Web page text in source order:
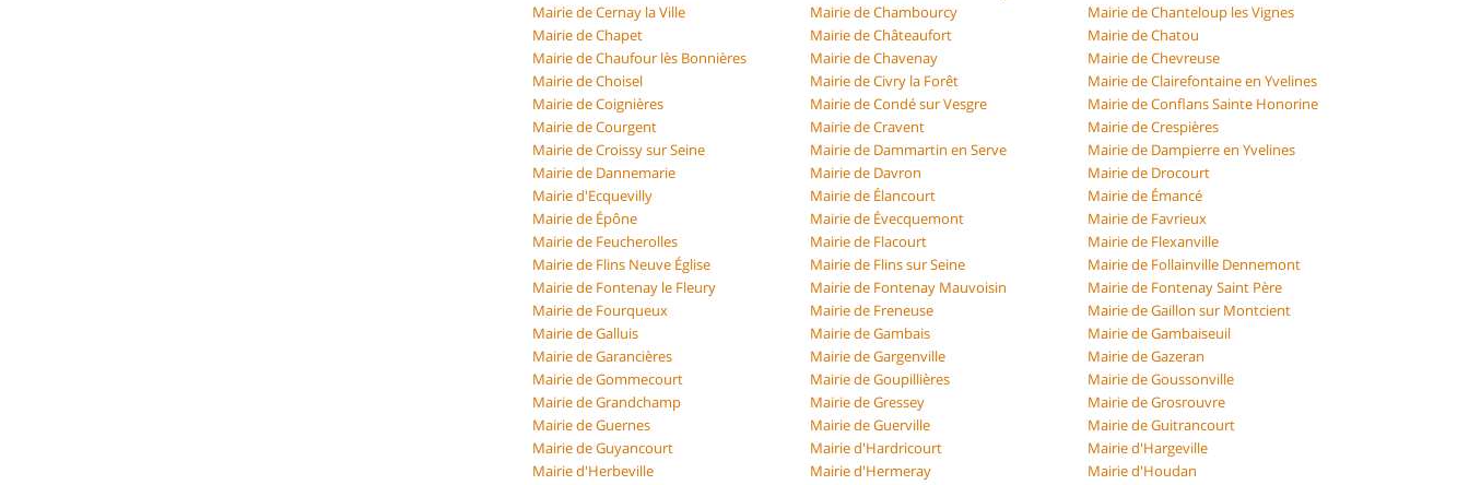
Mairie de Cernay la Ville
Mairie de Chambourcy
Mairie de Chanteloup les Vignes
Mairie de Chapet
Mairie de Châteaufort
Mairie de Chatou
Mairie de Chaufour lès Bonnières
Mairie de Chavenay
Mairie de Chevreuse
Mairie de Choisel
Mairie de Civry la Forêt
Mairie de Clairefontaine en Yvelines
Mairie de Coignières
Mairie de Condé sur Vesgre
Mairie de Conflans Sainte Honorine
Mairie de Courgent
Mairie de Cravent
Mairie de Crespières
Mairie de Croissy sur Seine
Mairie de Dammartin en Serve
Mairie de Dampierre en Yvelines
Mairie de Dannemarie
Mairie de Davron
Mairie de Drocourt
Mairie d'Ecquevilly
Mairie de Élancourt
Mairie de Émancé
Mairie de Épône
Mairie de Évecquemont
Mairie de Favrieux
Mairie de Feucherolles
Mairie de Flacourt
Mairie de Flexanville
Mairie de Flins Neuve Église
Mairie de Flins sur Seine
Mairie de Follainville Dennemont
Mairie de Fontenay le Fleury
Mairie de Fontenay Mauvoisin
Mairie de Fontenay Saint Père
Mairie de Fourqueux
Mairie de Freneuse
Mairie de Gaillon sur Montcient
Mairie de Galluis
Mairie de Gambais
Mairie de Gambaiseuil
Mairie de Garancières
Mairie de Gargenville
Mairie de Gazeran
Mairie de Gommecourt
Mairie de Goupillières
Mairie de Goussonville
Mairie de Grandchamp
Mairie de Gressey
Mairie de Grosrouvre
Mairie de Guernes
Mairie de Guerville
Mairie de Guitrancourt
Mairie de Guyancourt
Mairie d'Hardricourt
Mairie d'Hargeville
Mairie d'Herbeville
Mairie d'Hermeray
Mairie d'Houdan